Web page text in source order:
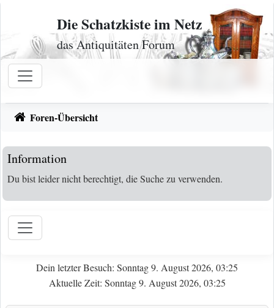
Zum Inhalt
Die Schatzkiste im Netz
das Antiquitäten Forum
Foren-Übersicht
Information
Du bist leider nicht berechtigt, die Suche zu verwenden.
Dein letzter Besuch: Sonntag 9. August 2026, 03:25
Aktuelle Zeit: Sonntag 9. August 2026, 03:25